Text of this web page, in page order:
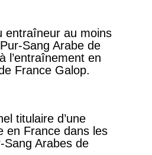
entraîneur au moins
Sang Arabe de
l’entraînement en
France Galop.
titulaire d’une
en France dans les
Sang Arabes de